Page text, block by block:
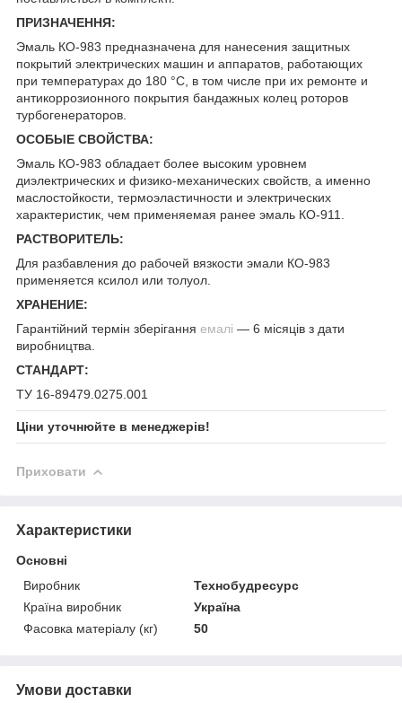
ПРИЗНАЧЕННЯ:
Эмаль КО-983 предназначена для нанесения защитных
покрытий электрических машин и аппаратов, работающих
при температурах до 180 °C, в том числе при их ремонте и
антикоррозионного покрытия бандажных колец роторов
турбогенераторов.
ОСОБЫЕ СВОЙСТВА:
Эмаль КО-983 обладает более высоким уровнем
диэлектрических и физико-механических свойств, а именно
маслостойкости, термоэластичности и электрических
характеристик, чем применяемая ранее эмаль КО-911.
РАСТВОРИТЕЛЬ:
Для разбавления до рабочей вязкости эмали КО-983
применяется ксилол или толуол.
ХРАНЕНИЕ:
Гарантійний термін зберігання емалі — 6 місяців з дати
виробництва.
СТАНДАРТ:
ТУ 16-89479.0275.001
Ціни уточнюйте в менеджерів!
Приховати
Характеристики
Основні
Виробник
Технобудресурс
Країна виробник
Україна
Фасовка матеріалу (кг)
50
Умови доставки